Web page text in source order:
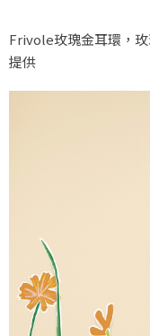
Frivole玫瑰金耳環，
提供